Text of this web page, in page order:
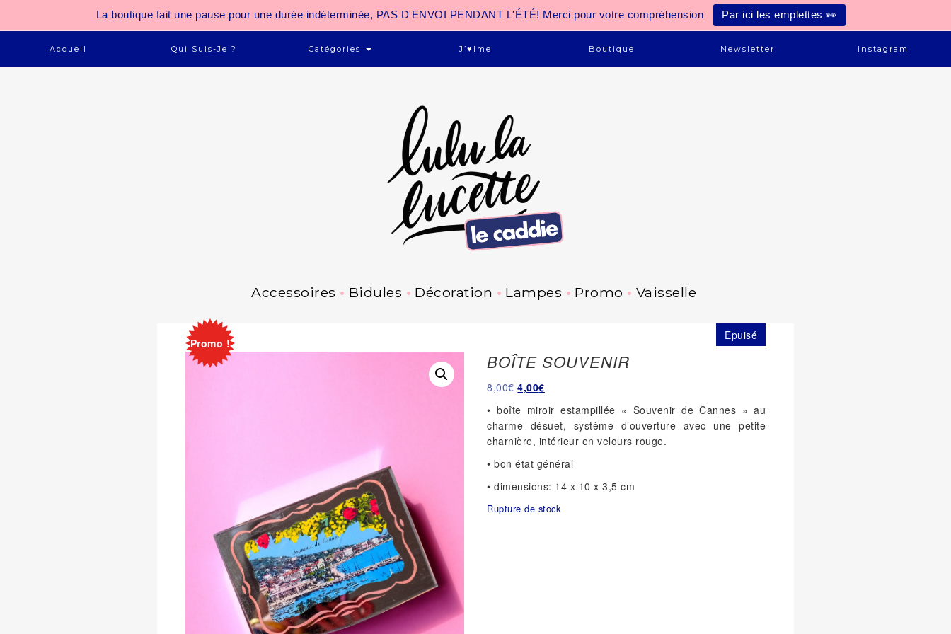
La boutique fait une pause pour une durée indéterminée, PAS D'ENVOI PENDANT L'ÉTÉ! Merci pour votre compréhension Par ici les emplettes 👀
Accueil Qui Suis-Je ? Catégories J’♥ime Boutique Newsletter Instagram
Accessoires Bidules Décoration Lampes Promo Vaisselle
Promo !
Epuisé
BOÎTE SOUVENIR
8,00€ Le
initial
était :
8,00€.
4,00€Le
actuel
est :
4,00€.
• boîte miroir estampillée « Souvenir de Cannes » au
charme désuet, système d’ouverture avec une petite
charnière, intérieur en velours rouge.
• bon état général
• dimensions: 14 x 10 x 3,5 cm
Rupture de stock